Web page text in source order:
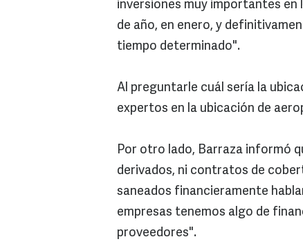
inversiones muy importantes en
de año, en enero, y
tiempo determinado".
Al preguntarle cuál sería la
expertos en la ubicación de
Por otro lado, Barraza informó
derivados, ni contratos de
saneados financieramente
empresas tenemos algo de
proveedores".